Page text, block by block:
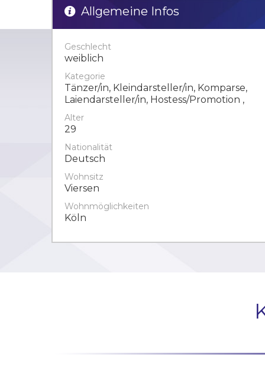
Allgemeine Infos
Geschlecht
weiblich
Kategorie
Tänzer/in, Kleindarsteller/in, Komparse,
Laiendarsteller/in, Hostess/Promotion ,
Alter
29
Nationalität
Deutsch
Wohnsitz
Viersen
Wohnmöglichkeiten
Köln